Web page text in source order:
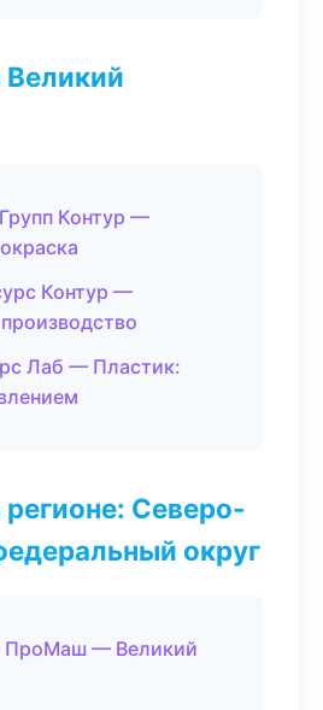
Великий
Контур —
Контур —
Лаб — Пластик:
Северо-
округ
ПроМаш — Великий